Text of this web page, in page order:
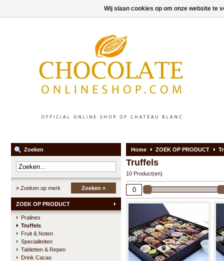
Zoeken
» Zoeken op merk Zoeken »
ZOEK OP PRODUCT
Pralines
Truffels
Fruit & Noten
Specialiteiten
Tabletten & Repen
Drink Cacao
Home ZOEK OP PRODUCT
Truffels
10 Product(en)
Wij slaan cookies op om onze website te